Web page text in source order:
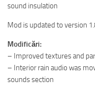
sound insulation
Mod is updated to version
Modificări:
– Improved textures and
– Interior rain audio was
sounds section